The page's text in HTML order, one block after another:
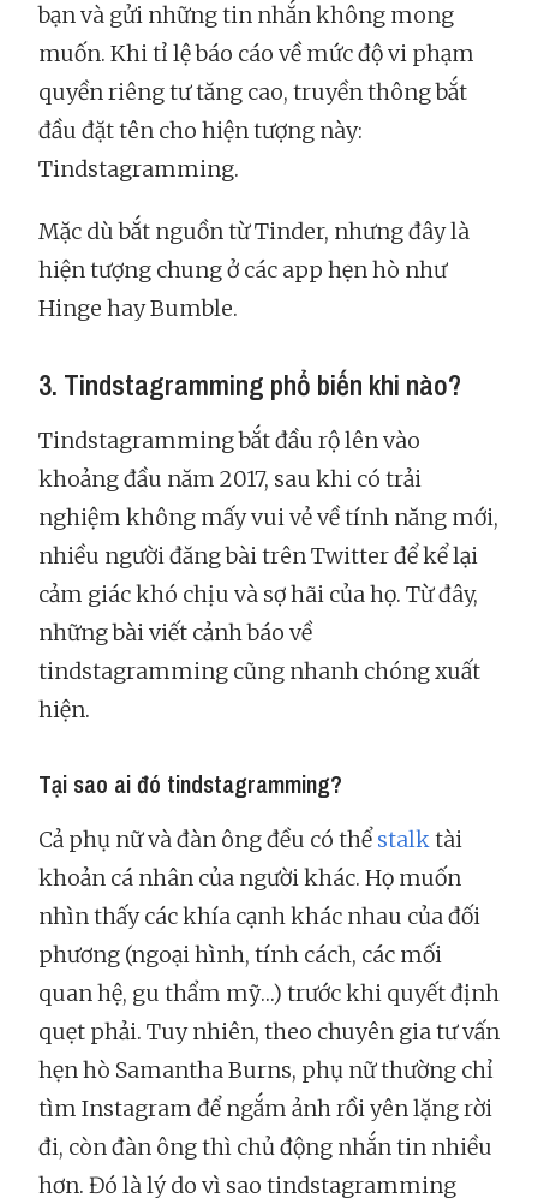
bạn và gửi những tin nhắn không mong
muốn. Khi tỉ lệ báo cáo về mức độ vi phạm
quyền riêng tư tăng cao, truyền thông bắt
đầu đặt tên cho hiện tượng này:
Tindstagramming.
Mặc dù bắt nguồn từ Tinder, nhưng đây là
hiện tượng chung ở các app hẹn hò như
Hinge hay Bumble.
3. Tindstagramming phổ biến khi nào?
Tindstagramming bắt đầu rộ lên vào
khoảng đầu năm 2017, sau khi có trải
nghiệm không mấy vui vẻ về tính năng mới,
nhiều người đăng bài trên Twitter để kể lại
cảm giác khó chịu và sợ hãi của họ. Từ đây,
những bài viết cảnh báo về
tindstagramming cũng nhanh chóng xuất
hiện.
Tại sao ai đó tindstagramming?
Cả phụ nữ và đàn ông đều có thể stalktài
khoản cá nhân của người khác. Họ muốn
nhìn thấy các khía cạnh khác nhau của đối
phương (ngoại hình, tính cách, các mối
quan hệ, gu thẩm mỹ…) trước khi quyết định
quẹt phải. Tuy nhiên, theo chuyên gia tư vấn
hẹn hò Samantha Burns, phụ nữ thường chỉ
tìm Instagram để ngắm ảnh rồi yên lặng rời
đi, còn đàn ông thì chủ động nhắn tin nhiều
hơn. Đó là lý do vì sao tindstagramming